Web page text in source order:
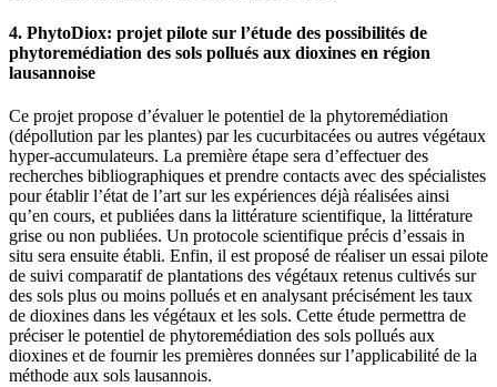
4. PhytoDiox: projet pilote sur l’étude des possibilités de
phytoremédiation des sols pollués aux dioxines en région
lausannoise
Ce projet propose d’évaluer le potentiel de la phytoremédiation
(dépollution par les plantes) par les cucurbitacées ou autres végétaux
hyper-accumulateurs. La première étape sera d’effectuer des
recherches bibliographiques et prendre contacts avec des spécialistes
pour établir l’état de l’art sur les expériences déjà réalisées ainsi
qu’en cours, et publiées dans la littérature scientifique, la littérature
grise ou non publiées. Un protocole scientifique précis d’essais in
situ sera ensuite établi. Enfin, il est proposé de réaliser un essai pilote
de suivi comparatif de plantations des végétaux retenus cultivés sur
des sols plus ou moins pollués et en analysant précisément les taux
de dioxines dans les végétaux et les sols. Cette étude permettra de
préciser le potentiel de phytoremédiation des sols pollués aux
dioxines et de fournir les premières données sur l’applicabilité de la
méthode aux sols lausannois.